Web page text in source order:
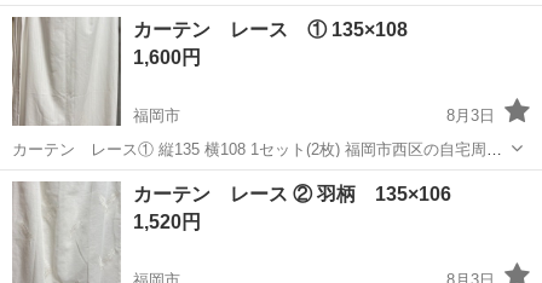
カーテン レース ① 135×108
1,600円
福岡市
8月3日
カーテン レース① 縦135 横108 1セット(2枚) 福岡市西区の自宅周辺
にてお取引
福岡 福岡市 カーテン、ブラインド カーテン
カーテン レース ② 羽柄 135×106
1,520円